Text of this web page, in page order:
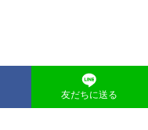
友だちに送る